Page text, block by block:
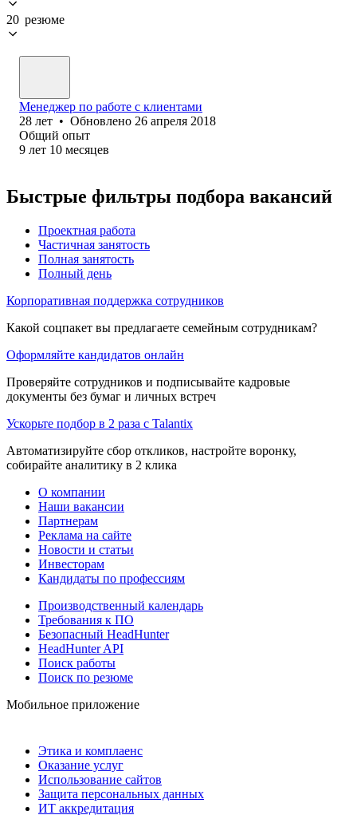
20 резюме
Менеджер по работе с клиентами
28 лет • Обновлено 26 апреля 2018
Общий опыт
9 лет 10 месяцев
Быстрые фильтры подбора вакансий
Проектная работа
Частичная занятость
Полная занятость
Полный день
Корпоративная поддержка сотрудников
Какой соцпакет вы предлагаете семейным сотрудникам?
Оформляйте кандидатов онлайн
Проверяйте сотрудников и подписывайте кадровые
документы без бумаг и личных встреч
Ускорьте подбор в 2 раза с Talantix
Автоматизируйте сбор откликов, настройте воронку,
собирайте аналитику в 2 клика
О компании
Наши вакансии
Партнерам
Реклама на сайте
Новости и статьи
Инвесторам
Кандидаты по профессиям
Производственный календарь
Требования к ПО
Безопасный HeadHunter
HeadHunter API
Поиск работы
Поиск по резюме
Мобильное приложение
Этика и комплаенс
Оказание услуг
Использование сайтов
Защита персональных данных
ИТ аккредитация